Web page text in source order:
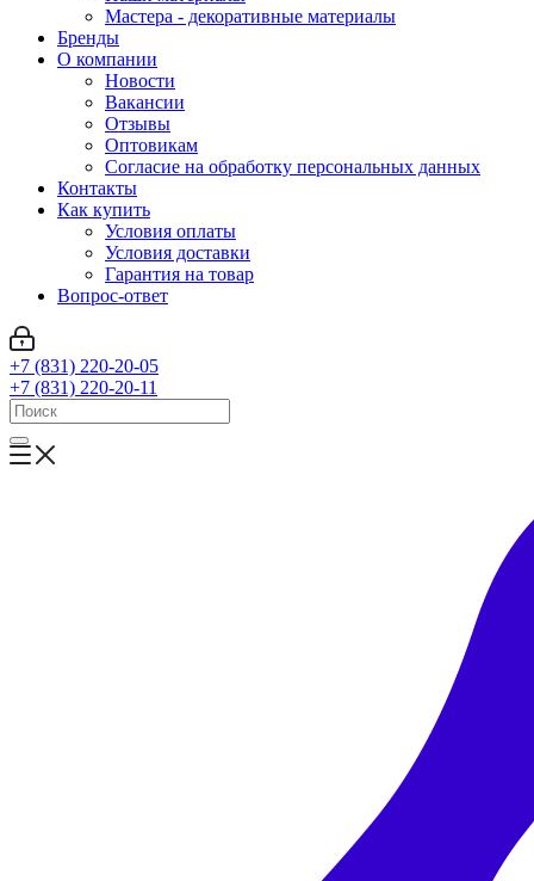
Мастера - декоративные материалы
Бренды
О компании
Новости
Вакансии
Отзывы
Оптовикам
Cогласие на обработку персональных данных
Контакты
Как купить
Условия оплаты
Условия доставки
Гарантия на товар
Вопрос-ответ
+7 (831) 220-20-05
+7 (831) 220-20-11